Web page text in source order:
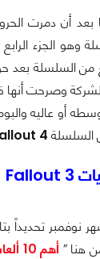
بعد أن دمرت
وهو الجزء الرابع
من السلسلة بعد
الشركة وصرحت
أو عاليه
السلسلة
نوفمبر تحديداً
هنا ” أهم 10 ألعاب مُترقِّب صدورهم بالنصف الثاني لعام 2015 تعرف عليهم